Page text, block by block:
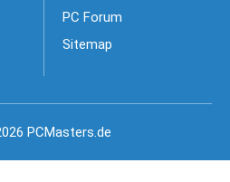
PC Forum
Sitemap
PCMasters.de